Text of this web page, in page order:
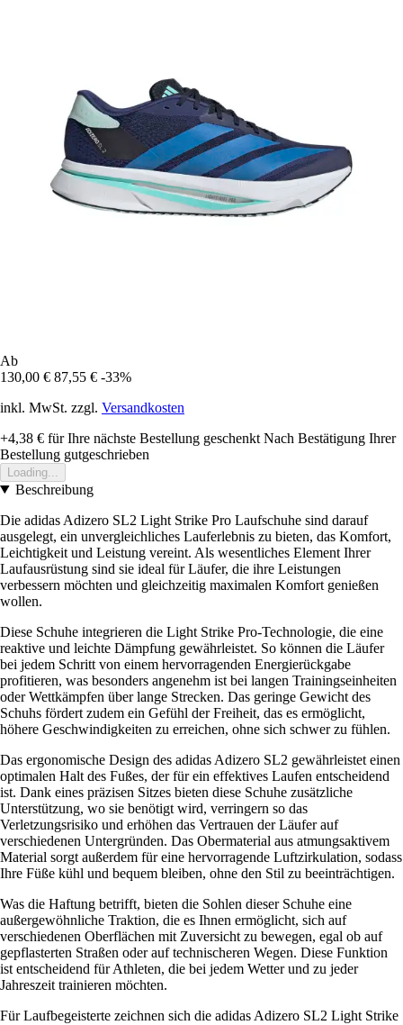
Ab
130,00 € 87,55 € -33%
inkl. MwSt. zzgl. Versandkosten
+4,38 € für Ihre nächste Bestellung geschenkt Nach Bestätigung Ihrer
Bestellung gutgeschrieben
Loading...
Beschreibung
Die adidas Adizero SL2 Light Strike Pro Laufschuhe sind darauf
ausgelegt, ein unvergleichliches Lauferlebnis zu bieten, das Komfort,
Leichtigkeit und Leistung vereint. Als wesentliches Element Ihrer
Laufausrüstung sind sie ideal für Läufer, die ihre Leistungen
verbessern möchten und gleichzeitig maximalen Komfort genießen
wollen.
Diese Schuhe integrieren die Light Strike Pro-Technologie, die eine
reaktive und leichte Dämpfung gewährleistet. So können die Läufer
bei jedem Schritt von einem hervorragenden Energierückgabe
profitieren, was besonders angenehm ist bei langen Trainingseinheiten
oder Wettkämpfen über lange Strecken. Das geringe Gewicht des
Schuhs fördert zudem ein Gefühl der Freiheit, das es ermöglicht,
höhere Geschwindigkeiten zu erreichen, ohne sich schwer zu fühlen.
Das ergonomische Design des adidas Adizero SL2 gewährleistet einen
optimalen Halt des Fußes, der für ein effektives Laufen entscheidend
ist. Dank eines präzisen Sitzes bieten diese Schuhe zusätzliche
Unterstützung, wo sie benötigt wird, verringern so das
Verletzungsrisiko und erhöhen das Vertrauen der Läufer auf
verschiedenen Untergründen. Das Obermaterial aus atmungsaktivem
Material sorgt außerdem für eine hervorragende Luftzirkulation, sodass
Ihre Füße kühl und bequem bleiben, ohne den Stil zu beeinträchtigen.
Was die Haftung betrifft, bieten die Sohlen dieser Schuhe eine
außergewöhnliche Traktion, die es Ihnen ermöglicht, sich auf
verschiedenen Oberflächen mit Zuversicht zu bewegen, egal ob auf
gepflasterten Straßen oder auf technischeren Wegen. Diese Funktion
ist entscheidend für Athleten, die bei jedem Wetter und zu jeder
Jahreszeit trainieren möchten.
Für Laufbegeisterte zeichnen sich die adidas Adizero SL2 Light Strike